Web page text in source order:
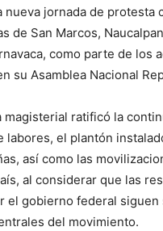
nueva jornada de protesta
de San Marcos,
como parte de los
su Asamblea Nacional
magisterial ratificó la
labores, el plantón
así como las
al considerar que las
el gobierno federal siguen
del movimiento.